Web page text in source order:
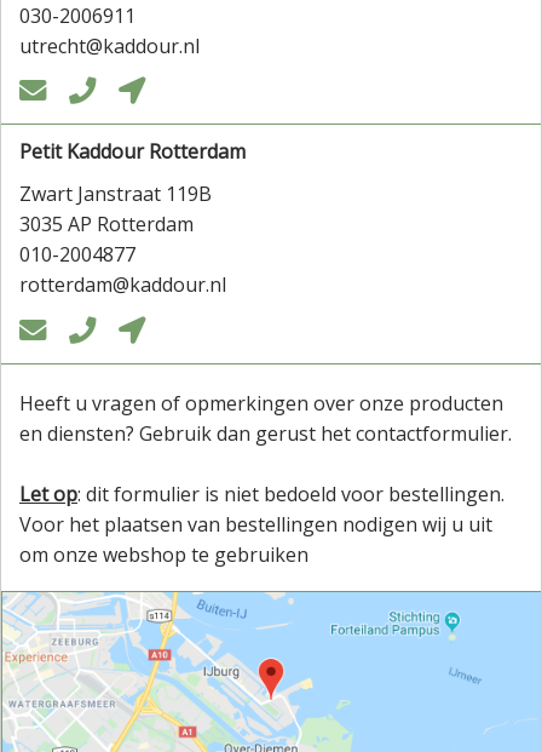
030-2006911
utrecht@kaddour.nl
  
Petit Kaddour Rotterdam
Zwart Janstraat 119B
3035 AP Rotterdam
010-2004877
rotterdam@kaddour.nl
  
Heeft u vragen of opmerkingen over onze producten
en diensten? Gebruik dan gerust het contactformulier.
Let op: dit formulier is niet bedoeld voor bestellingen.
Voor het plaatsen van bestellingen nodigen wij u uit
om onze webshop te gebruiken